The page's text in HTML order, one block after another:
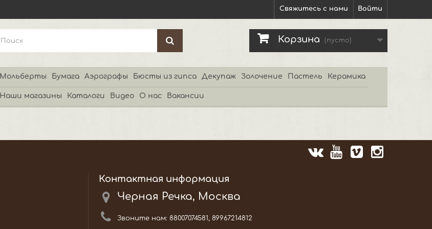
Войти
Свяжитесь с нами
Корзина (пусто)
Мольберты Бумага Аэрографы Бюсты из гипса Декупаж Золочение Пастель Керамика
Наши магазины Каталоги Видео О нас Вакансии
Контактная информация
Черная Речка, Москва
Звоните нам: 88007074581, 89967214812